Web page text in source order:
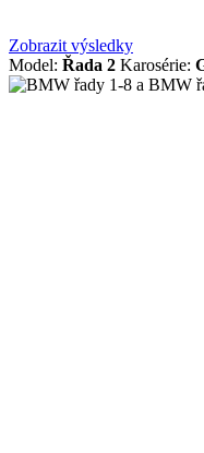
Zobrazit výsledky
Model: Řada 2 Karosérie: